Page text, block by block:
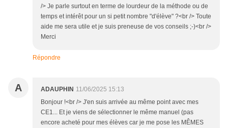
/> Je parle surtout en terme de lourdeur de la méthode ou de
temps et intérêt pour un si petit nombre "d'élève" ?<br /> Toute
aide me sera utile et je suis preneuse de vos conseils ;-)<br />
Merci
Répondre
A ADAUPHIN 11/06/2025 15:13
Bonjour !<br /> J'en suis arrivée au même point avec mes
CE1... Et je viens de sélectionner le même manuel (pas
encore acheté pour mes élèves car je me pose les MÊMES